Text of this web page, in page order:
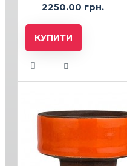
2250.00 грн.
КУПИТИ